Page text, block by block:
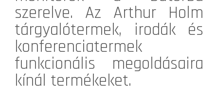
szerelve. Az Arthur Holm
tárgyalótermek, irodák és
konferenciatermek
funkcionális megoldásaira
kínál termékeket.